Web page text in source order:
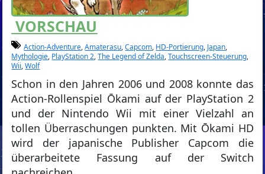
VORSCHAU
Action-Adventure,Amaterasu,Capcom, HD-Portierung, Japan,
Mythologie, PlayStation 2,The Legend of Zelda,Touchscreen-Steuerung,
Wii,Wolf
Schon in den Jahren 2006 und 2008 konnte das
Action-Rollenspiel Ōkami auf der PlayStation 2
und der Nintendo Wii mit einer Vielzahl an
tollen Überraschungen punkten. Mit Ōkami HD
wird der japanische Publisher Capcom die
überarbeitete Fassung auf der Switch